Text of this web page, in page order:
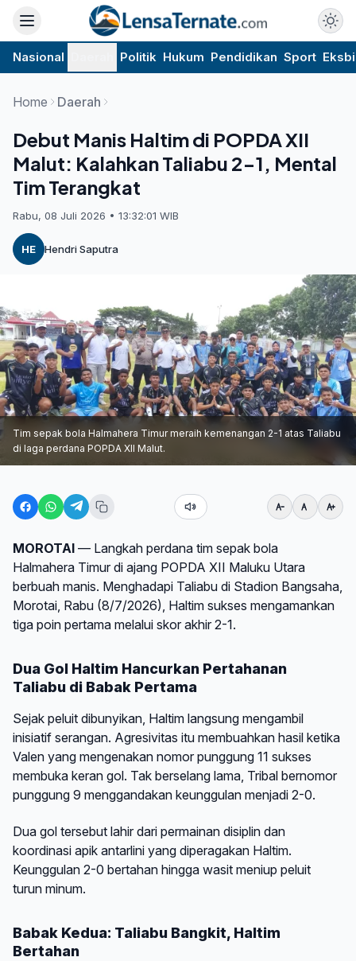
Nasional Politik Hukum Pendidikan Sport
Home Daerah
Debut Manis Haltim di POPDA XII
Malut: Kalahkan Taliabu 2-1, Mental
Tim Terangkat
Rabu, 08 Juli 2026 • 13:32:01 WIB
HE Hendri Saputra
Tim sepak bola Halmahera Timur meraih kemenangan 2-1 atas Taliabu
di laga perdana POPDA XII Malut.
MOROTAI — Langkah perdana tim sepak bola
Halmahera Timur di ajang POPDA XII Maluku Utara
berbuah manis. Menghadapi Taliabu di Stadion Bangsaha,
Morotai, Rabu (8/7/2026), Haltim sukses mengamankan
tiga poin pertama melalui skor akhir 2-1.
Dua Gol Haltim Hancurkan Pertahanan
Taliabu di Babak Pertama
Sejak peluit dibunyikan, Haltim langsung mengambil
inisiatif serangan. Agresivitas itu membuahkan hasil ketika
Valen yang mengenakan nomor punggung 11 sukses
membuka keran gol. Tak berselang lama, Tribal bernomor
punggung 9 menggandakan keunggulan menjadi 2-0.
Dua gol tersebut lahir dari permainan disiplin dan
koordinasi apik antarlini yang diperagakan Haltim.
Keunggulan 2-0 bertahan hingga wasit meniup peluit
turun minum.
Babak Kedua: Taliabu Bangkit, Haltim
Bertahan